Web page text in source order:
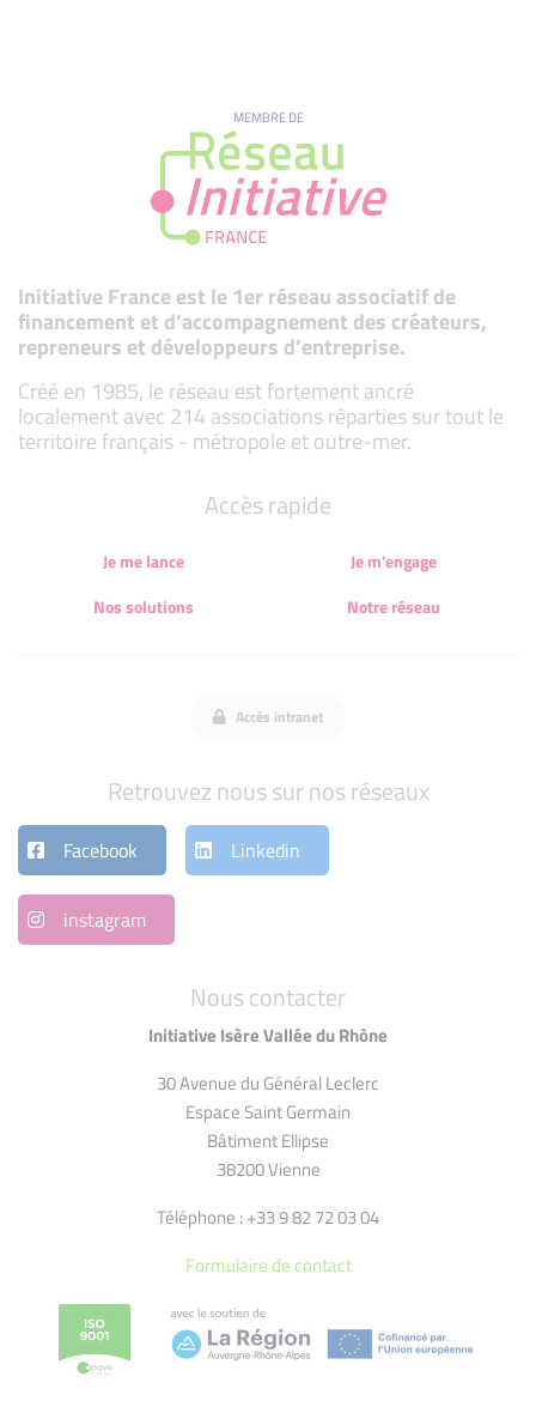
MEMBRE DE
Initiative France est le 1er réseau associatif de
financement et d’accompagnement des créateurs,
repreneurs et développeurs d’entreprise.
Créé en 1985, le réseau est fortement ancré
localement avec 214 associations réparties sur tout le
territoire français - métropole et outre-mer.
Nous contacter
Initiative Isère Vallée du Rhône
30 Avenue du Général Leclerc
Espace Saint Germain
Bâtiment Ellipse
38200 Vienne
Téléphone : +33 9 82 72 03 04
Formulaire de contact
Accès rapide
Je me lance
Je m'engage
Nos solutions
Notre réseau
Accès intranet
Retrouvez nous sur nos réseaux
Facebook Linkedin
instagram